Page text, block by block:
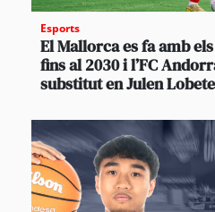
Esports
El Mallorca es fa amb
fins al 2030 i l’FC
substitut en Julen Lobete